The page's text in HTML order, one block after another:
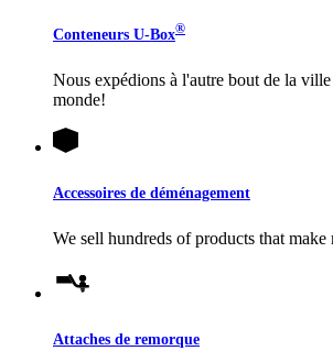
Conteneurs U-Box®
Nous expédions à l'autre bout de la
monde!
Accessoires de déménagement
We sell hundreds of products that make
Attaches de remorque